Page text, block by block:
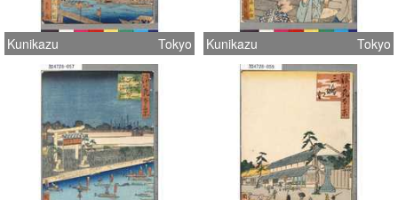
Kunikazu Tokyo Kunikazu Tokyo